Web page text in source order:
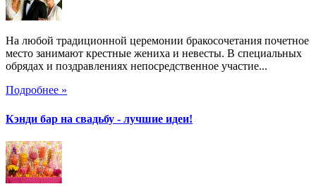
На любой традиционной церемонии бракосочетания почетное
место занимают крестные жениха и невесты. В специальных
обрядах и поздравлениях непосредственное участие...
Подробнее »
Кэнди бар на свадьбу - лучшие идеи!